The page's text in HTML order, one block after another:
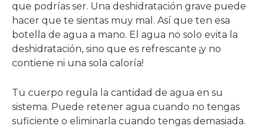
que podrías ser. Una deshidratación grave puede
hacer que te sientas muy mal. Así que ten esa
botella de agua a mano. El agua no solo evita la
deshidratación, sino que es refrescante ¡y no
contiene ni una sola caloría!
Tu cuerpo regula la cantidad de agua en su
sistema. Puede retener agua cuando no tengas
suficiente o eliminarla cuando tengas demasiada.